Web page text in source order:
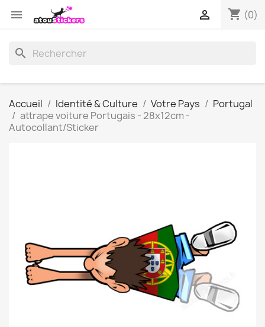
 shopping_cart (0)

search
Accueil Identité & Culture Votre Pays
Portugal
attrape voiture Portugais - 28x12cm -
Autocollant/Sticker